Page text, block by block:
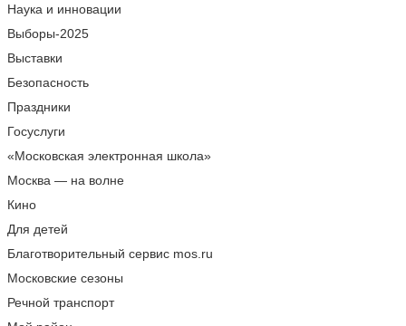
Наука и инновации
Выборы-2025
Выставки
Безопасность
Праздники
Госуслуги
«Московская электронная школа»
Москва — на волне
Кино
Для детей
Благотворительный сервис mos.ru
Московские сезоны
Речной транспорт